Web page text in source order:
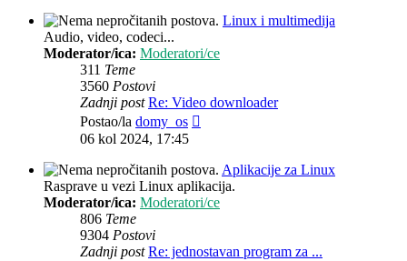
Linux i multimedija
Audio, video, codeci...
Moderator/ica: Moderatori/ce
311 Teme
3560 Postovi
Zadnji post Re: Video downloader
Postao/la domy_os
06 kol 2024, 17:45
Aplikacije za Linux
Rasprave u vezi Linux aplikacija.
Moderator/ica: Moderatori/ce
806 Teme
9304 Postovi
Zadnji post Re: jednostavan program za ...